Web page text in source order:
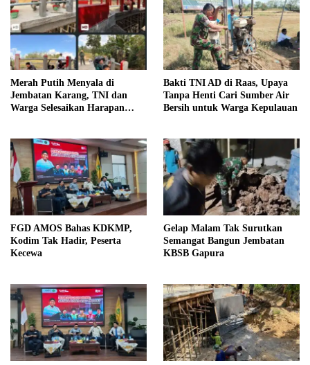
Merah Putih Menyala di
Jembatan Karang, TNI dan
Warga Selesaikan Harapan
Bakti TNI AD di Raas, Upaya
Tanpa Henti Cari Sumber Air
Bersih untuk Warga Kepulauan
FGD AMOS Bahas KDKMP,
Kodim Tak Hadir, Peserta
Kecewa
Gelap Malam Tak Surutkan
Semangat Bangun Jembatan
KBSB Gapura